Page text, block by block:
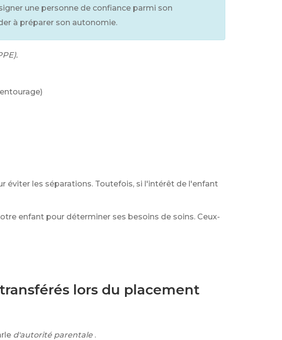
une personne de confiance parmi son
à préparer son autonomie.
éviter les séparations. Toutefois, si l'intérêt de l'enfant
enfant pour déterminer ses besoins de soins. Ceux-
lors du placement
d'autorité parentale .